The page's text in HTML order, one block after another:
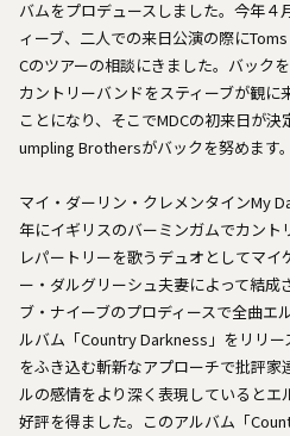
バムをプロデュースしました。今年
ィーブ、二人での来日公演の際に
Cのツアーの相談にきました。バック
カントリーバンドをスティーブが観に
ことになり、そこでMDCの初来日が
umpling Brothersがバックを努めます。
マイ・ダーリン・クレメンタインMy
年にイギリスのバーミンガムでカン
レパートリーを歌うデュオとしてマ
ー・ダルグリーシュ夫妻によって結成
ブ・ナイーブのプロディースで全曲エ
ルバム「Country Darkness」をリリ
をふき込む斬新なアプローチで批評
ルの感情をより深く表現しているとエ
好評を得ました。このアルバム「